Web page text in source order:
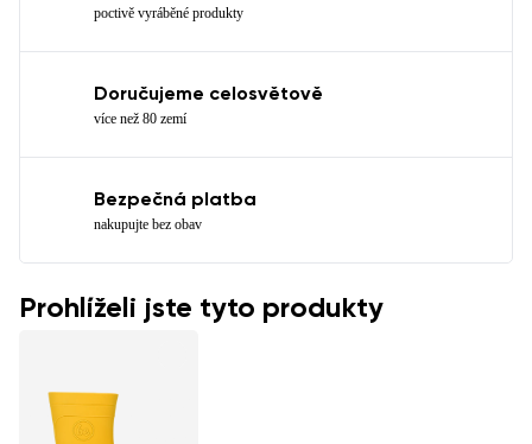
poctivě vyráběné produkty
Doručujeme celosvětově
více než 80 zemí
Bezpečná platba
nakupujte bez obav
Prohlíželi jste tyto produkty